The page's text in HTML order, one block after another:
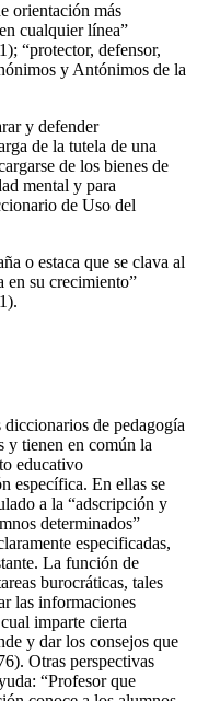
orientación más
cualquier línea”
“protector, defensor,
y Antónimos de la
y defender
de la tutela de una
de los bienes de
mental y para
de Uso del
o estaca que se clava al
en su crecimiento”
de pedagogía
y tienen en común la
educativo
específica. En ellas se
a la “adscripción y
determinados”
especificadas,
La función de
burocráticas, tales
las informaciones
imparte cierta
y dar los consejos que
Otras perspectivas
“Profesor que